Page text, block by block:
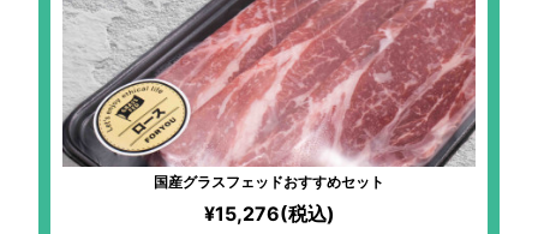
国産グラスフェッドおすすめセット
¥15,276(税込)